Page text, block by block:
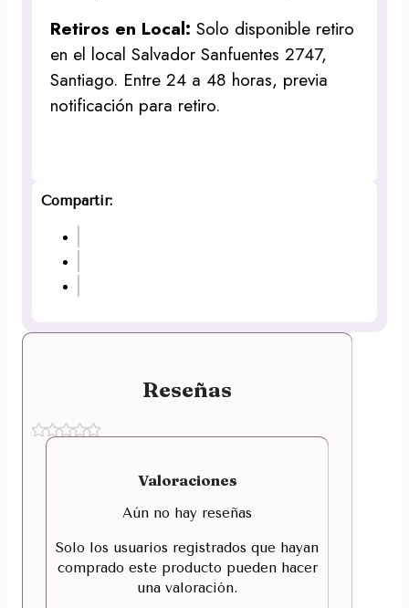
Retiros en Local:Solo disponible retiro
en el local Salvador Sanfuentes 2747,
Santiago. Entre 24 a 48 horas, previa
notificación para retiro.
Compartir:
Reseñas
Valoraciones
Aún no hay reseñas
Solo los usuarios registrados que hayan
comprado este producto pueden hacer
una valoración.